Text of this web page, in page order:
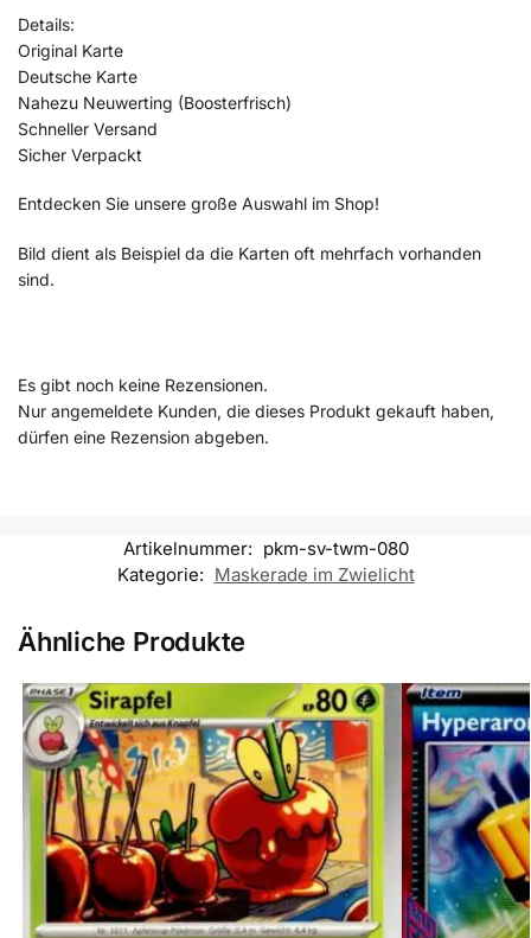
Details:
Original Karte
Deutsche Karte
Nahezu Neuwerting (Boosterfrisch)
Schneller Versand
Sicher Verpackt
Entdecken Sie unsere große Auswahl im Shop!
Bild dient als Beispiel da die Karten oft mehrfach vorhanden
sind.
Es gibt noch keine Rezensionen.
Nur angemeldete Kunden, die dieses Produkt gekauft haben,
dürfen eine Rezension abgeben.
Artikelnummer: pkm-sv-twm-080
Kategorie: Maskerade im Zwielicht
Ähnliche Produkte